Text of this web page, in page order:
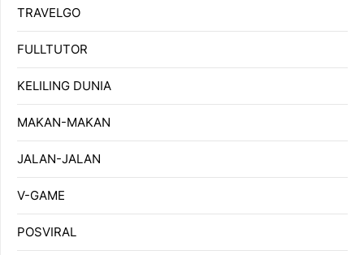
TRAVELGO
FULLTUTOR
KELILING DUNIA
MAKAN-MAKAN
JALAN-JALAN
V-GAME
POSVIRAL